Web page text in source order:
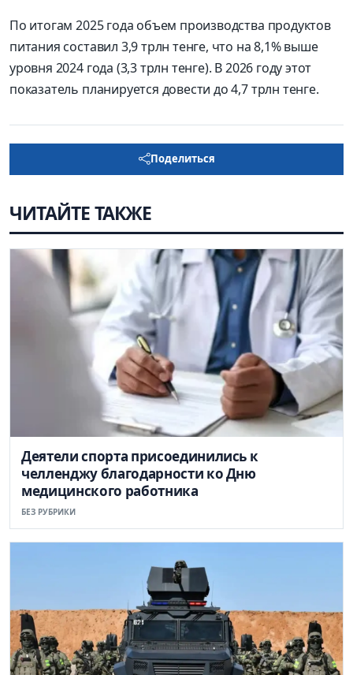
По итогам 2025 года объем производства продуктов
питания составил 3,9 трлн тенге, что на 8,1% выше
уровня 2024 года (3,3 трлн тенге). В 2026 году этот
показатель планируется довести до 4,7 трлн тенге.
Поделиться
ЧИТАЙТЕ ТАКЖЕ
Деятели спорта присоединились к
челленджу благодарности ко Дню
медицинского работника
БЕЗ РУБРИКИ